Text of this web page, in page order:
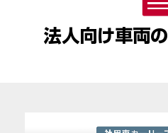
法人向け車両